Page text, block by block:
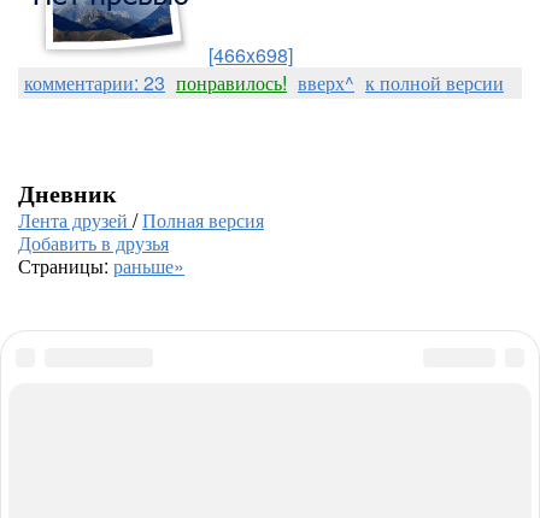
[466x698]
комментарии: 23 понравилось! вверх^ к полной версии
Дневник
Лента друзей /Полная версия
Добавить в друзья
Страницы: раньше»